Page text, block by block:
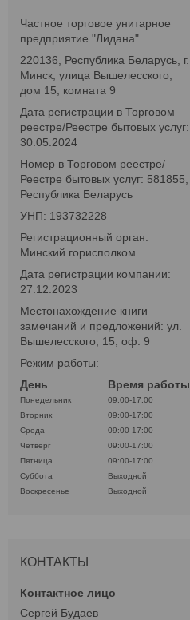
Частное торговое унитарное
предприятие "Лидана"
220136, Республика Беларусь, г.
Минск, улица Вышелесского,
дом 15, комната 9
Дата регистрации в Торговом
реестре/Реестре бытовых услуг:
30.05.2024
Номер в Торговом реестре/
Реестре бытовых услуг: 581855,
Республика Беларусь
УНП: 193732228
Регистрационный орган:
Минский горисполком
Дата регистрации компании:
27.12.2023
Местонахождение книги
замечаний и предложений: ул.
Вышелесского, 15, оф. 9
Режим работы:
День
Время работы
Понедельник
09:00-17:00
Вторник
09:00-17:00
Среда
09:00-17:00
Четверг
09:00-17:00
Пятница
09:00-17:00
Суббота
Выходной
Воскресенье
Выходной
КОНТАКТЫ
Сергей Будаев